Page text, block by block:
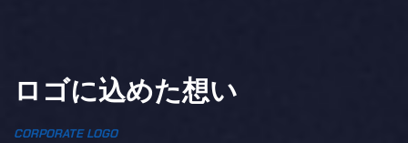
ロゴに込めた想い
CORPORATE LOGO